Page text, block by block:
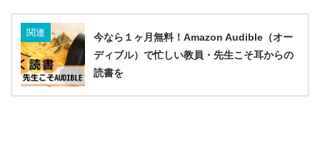
関連
今なら１ヶ月無料！Amazon Audible（オー
ディブル）で忙しい教員・先生こそ耳からの
読書を